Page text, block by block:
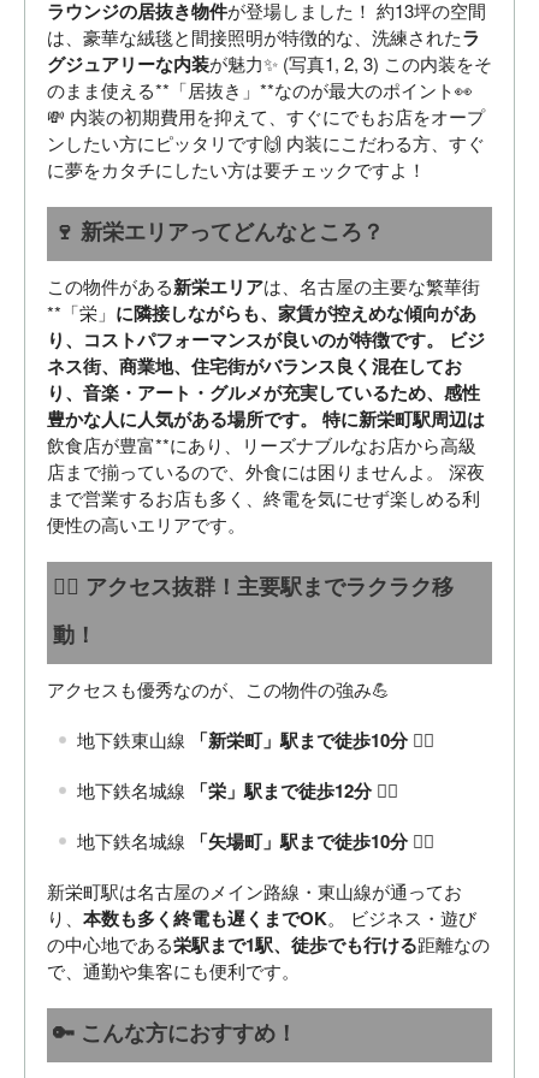
ラウンジの居抜き物件が登場しました！ 約13坪の空間
は、豪華な絨毯と間接照明が特徴的な、洗練されたラ
グジュアリーな内装が魅力✨ (写真1, 2, 3) この内装をそ
のまま使える**「居抜き」**なのが最大のポイント👀
💸 内装の初期費用を抑えて、すぐにでもお店をオープ
ンしたい方にピッタリです🙌 内装にこだわる方、すぐ
に夢をカタチにしたい方は要チェックですよ！
🍷 新栄エリアってどんなところ？
この物件がある新栄エリアは、名古屋の主要な繁華街
**「栄」 に隣接しながらも、家賃が控えめな傾向があ
り、コストパフォーマンスが良いのが特徴です。 ビジ
ネス街、商業地、住宅街がバランス良く混在してお
り、音楽・アート・グルメが充実しているため、感性
豊かな人に人気がある場所です。 特に新栄町駅周辺は
飲食店が豊富**にあり、リーズナブルなお店から高級
店まで揃っているので、外食には困りませんよ。 深夜
まで営業するお店も多く、終電を気にせず楽しめる利
便性の高いエリアです。
🚶‍♀️ アクセス抜群！主要駅までラクラク移
動！
アクセスも優秀なのが、この物件の強み💪
地下鉄東山線
「新栄町」駅まで徒歩10分🚶‍♀️
地下鉄名城線
「栄」駅まで徒歩12分🚶‍♀️
地下鉄名城線
「矢場町」駅まで徒歩10分🚶‍♀️
新栄町駅は名古屋のメイン路線・東山線が通ってお
り、 本数も多く終電も遅くまでOK。 ビジネス・遊び
の中心地である栄駅まで1駅、徒歩でも行ける距離なの
で、通勤や集客にも便利です。
🔑 こんな方におすすめ！